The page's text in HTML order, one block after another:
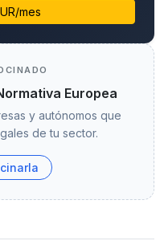
mes
Europea
y autónomos que
de tu sector.